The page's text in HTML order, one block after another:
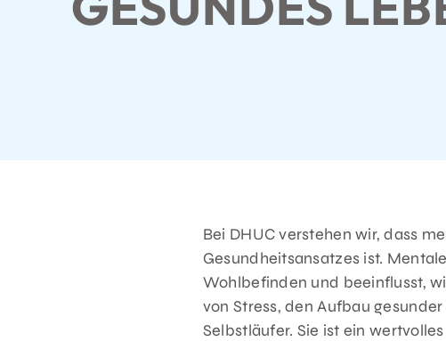
Bei DHUC verstehen wir, dass
Gesundheitsansatzes ist.
Wohlbefinden und beeinflusst,
von Stress, den Aufbau
Selbstläufer. Sie ist ein